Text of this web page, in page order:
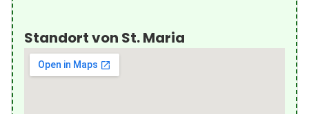
Standort von St. Maria